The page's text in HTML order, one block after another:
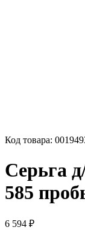
Код товара:
Серьга
585
6 594 ₽